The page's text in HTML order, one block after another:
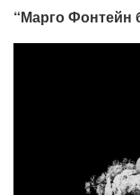
“Марго Фонтейн